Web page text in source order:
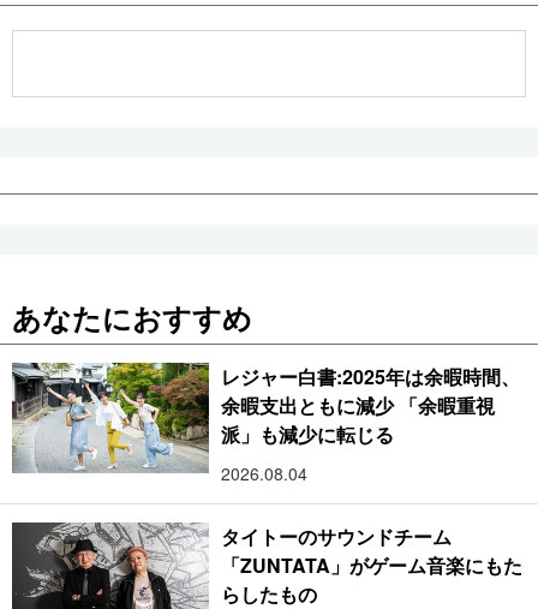
あなたにおすすめ
レジャー白書:2025年は余暇時間、
余暇支出ともに減少 「余暇重視
派」も減少に転じる
2026.08.04
タイトーのサウンドチーム
「ZUNTATA」がゲーム音楽にもた
らしたもの